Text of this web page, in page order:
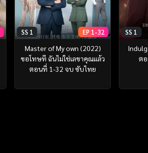
SS 1 EP 1-32
Master of My own (2022)
ขอโทษที ฉันไม่ใช่เลขาคุณแล้ว
ตอนที่ 1-32 จบ ซับไทย
SS 1
ต